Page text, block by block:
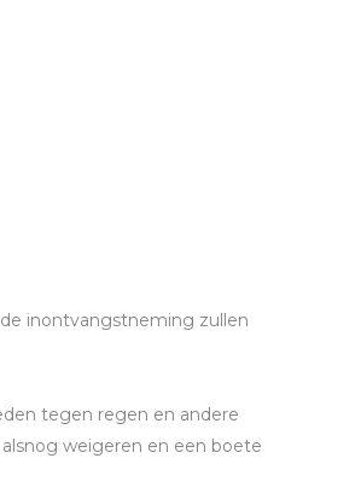
inontvangstneming zullen
tegen regen en andere
weigeren en een boete